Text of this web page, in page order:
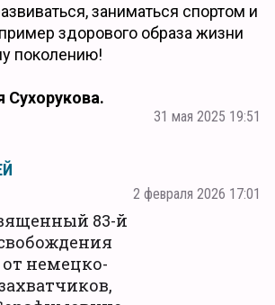
заниматься спортом и
здорового образа жизни
поколению!
31 мая 2025 19:51
2 февраля 2026 17:01
83-й
немецко-